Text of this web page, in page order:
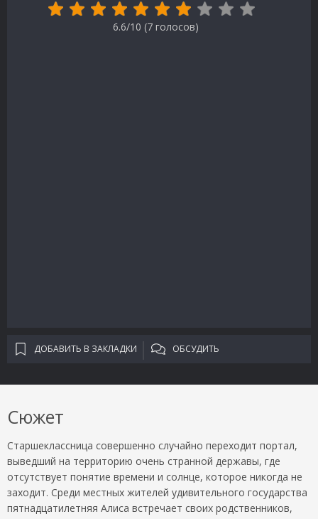
6.6/10 (7голосов)
ДОБАВИТЬ В ЗАКЛАДКИ ОБСУДИТЬ
Сюжет
Старшеклассница совершенно случайно переходит портал,
выведший на территорию очень странной державы, где
отсутствует понятие времени и солнце, которое никогда не
заходит. Среди местных жителей удивительного государства
пятнадцатилетняя Алиса встречает своих родственников,